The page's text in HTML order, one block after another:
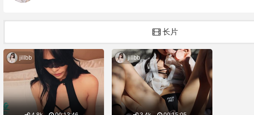
长片
jillbb jillbb